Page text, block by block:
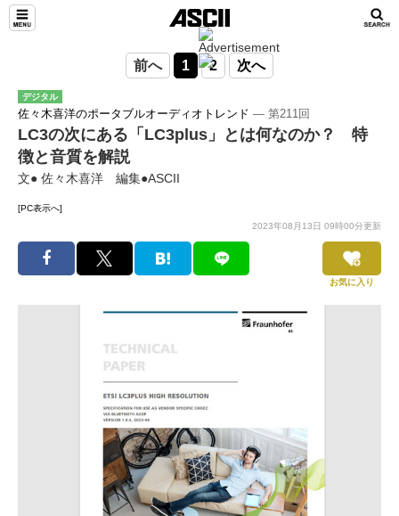
前へ 1 2 次へ
デジタル
佐々木喜洋のポータブルオーディオトレンド ― 第211回
LC3の次にある「LC3plus」とは何なのか？ 特
徴と音質を解説
文● 佐々木喜洋 編集●ASCII
[PC表示へ]
2023年08月13日 09時00分更新
お気に入り